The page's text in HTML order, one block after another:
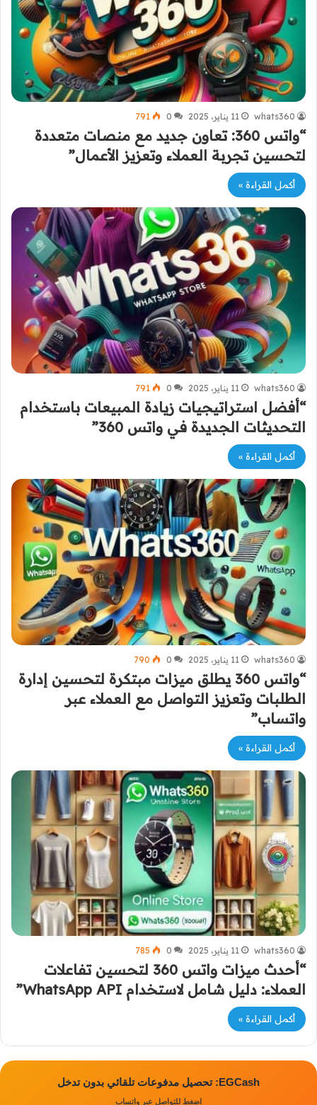
whats360 11 يناير، 2025 0
791
“واتس 360: تعاون جديد مع منصات متعددة
لتحسين تجربة العملاء وتعزيز الأعمال”
أكمل القراءة »
whats360 11 يناير، 2025 0
791
“أفضل استراتيجيات زيادة المبيعات باستخدام
التحديثات الجديدة في واتس 360”
أكمل القراءة »
whats360 11 يناير، 2025 0
790
“واتس 360 يطلق ميزات مبتكرة لتحسين إدارة
الطلبات وتعزيز التواصل مع العملاء عبر
واتساب”
أكمل القراءة »
whats360 11 يناير، 2025 0
785
“أحدث ميزات واتس 360 لتحسين تفاعلات
العملاء: دليل شامل لاستخدام WhatsApp API”
أكمل القراءة »
EGCash: تحصيل مدفوعات تلقائي بدون تدخل
اضغط للتواصل عبر واتساب